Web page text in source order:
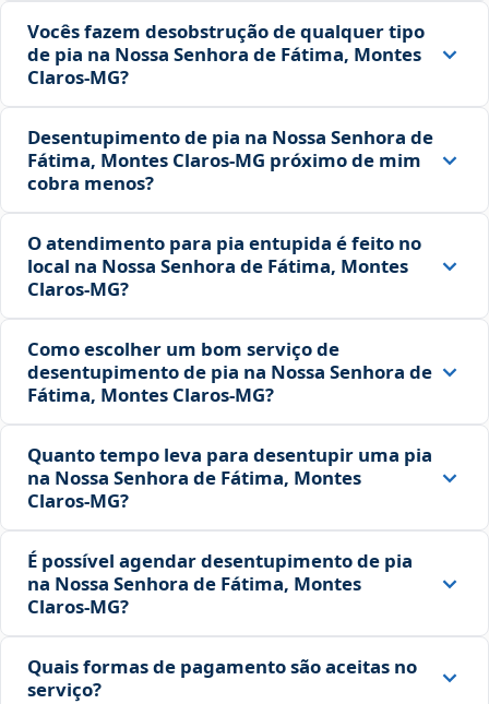
Vocês fazem desobstrução de qualquer tipo
de pia na Nossa Senhora de Fátima, Montes
Claros‑MG?
Desentupimento de pia na Nossa Senhora de
Fátima, Montes Claros‑MG próximo de mim
cobra menos?
O atendimento para pia entupida é feito no
local na Nossa Senhora de Fátima, Montes
Claros‑MG?
Como escolher um bom serviço de
desentupimento de pia na Nossa Senhora de
Fátima, Montes Claros‑MG?
Quanto tempo leva para desentupir uma pia
na Nossa Senhora de Fátima, Montes
Claros‑MG?
É possível agendar desentupimento de pia
na Nossa Senhora de Fátima, Montes
Claros‑MG?
Quais formas de pagamento são aceitas no
serviço?